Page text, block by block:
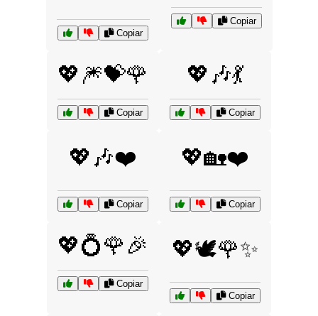
Copiar
Copiar
💖🎆💝🌹
Copiar
💖🎶💃
Copiar
💖🎶❤️
Copiar
💖🏡❤️
Copiar
💖💍🌹🎉
Copiar
💖🕊️🌹✨
Copiar